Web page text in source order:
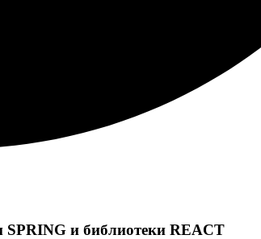
SPRING и библиотеки REACT